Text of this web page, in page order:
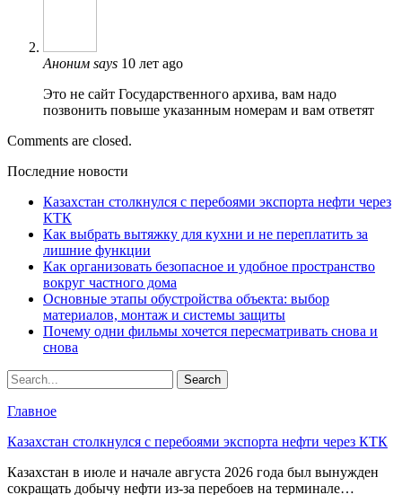
Аноним says 10 лет ago
Это не сайт Государственного архива, вам надо
позвонить повыше указанным номерам и вам ответят
Comments are closed.
Последние новости
Казахстан столкнулся с перебоями экспорта нефти через
КТК
Как выбрать вытяжку для кухни и не переплатить за
лишние функции
Как организовать безопасное и удобное пространство
вокруг частного дома
Основные этапы обустройства объекта: выбор
материалов, монтаж и системы защиты
Почему одни фильмы хочется пересматривать снова и
снова
Главное
Казахстан столкнулся с перебоями экспорта нефти через КТК
Казахстан в июле и начале августа 2026 года был вынужден
сокращать добычу нефти из-за перебоев на терминале…